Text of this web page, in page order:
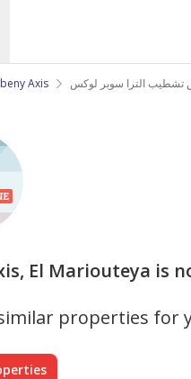
Axis
El Mariouteya is
properties for